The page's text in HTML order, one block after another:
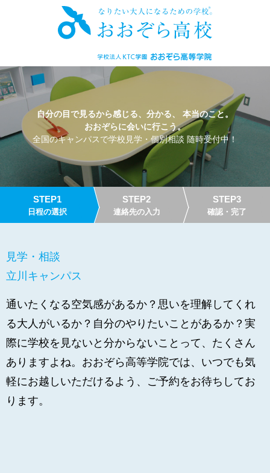
自分の目で見るから感じる、分かる、 本当のこと。
おおぞらに会いに行こう。
全国のキャンパスで学校見学・個別相談 随時受付中！
STEP1
日程の選択
STEP2
連絡先の入力
STEP3
確認・完了
見学・相談
立川キャンパス
通いたくなる空気感があるか？思いを理解してくれ
る大人がいるか？自分のやりたいことがあるか？実
際に学校を見ないと分からないことって、たくさん
ありますよね。おおぞら高等学院では、いつでも気
軽にお越しいただけるよう、ご予約をお待ちしてお
ります。